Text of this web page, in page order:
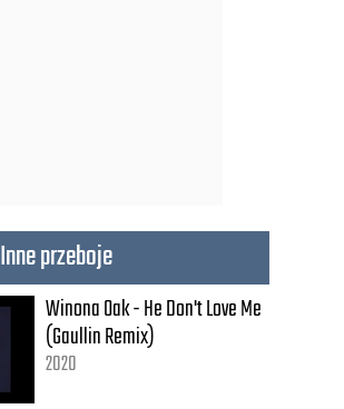
Inne przeboje
Winona Oak - He Don't Love Me
(Gaullin Remix)
2020